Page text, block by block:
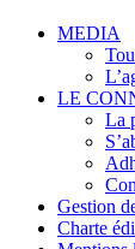
MEDIA
LE
La
Gestion
Charte